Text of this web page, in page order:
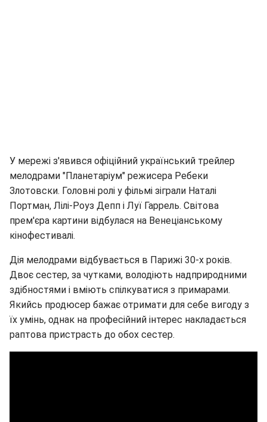
У мережі з'явився офіційний український трейлер
мелодрами "Планетаріум" режисера Ребеки
Злотовски. Головні ролі у фільмі зіграли Наталі
Портман, Лілі-Роуз Депп і Луї Гаррель. Світова
прем'єра картини відбулася на Венеціанському
кінофестивалі.
Дія мелодрами відбувається в Парижі 30-х років.
Двоє сестер, за чутками, володіють надприродними
здібностями і вміють спілкуватися з примарами.
Якийсь продюсер бажає отримати для себе вигоду з
їх умінь, однак на професійний інтерес накладається
раптова пристрасть до обох сестер.